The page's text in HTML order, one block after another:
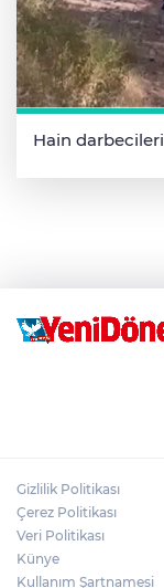
Hain
Gizlilik Politikası
Çerez Politikası
Veri Politikası
Künye
Kullanım Şartnamesi